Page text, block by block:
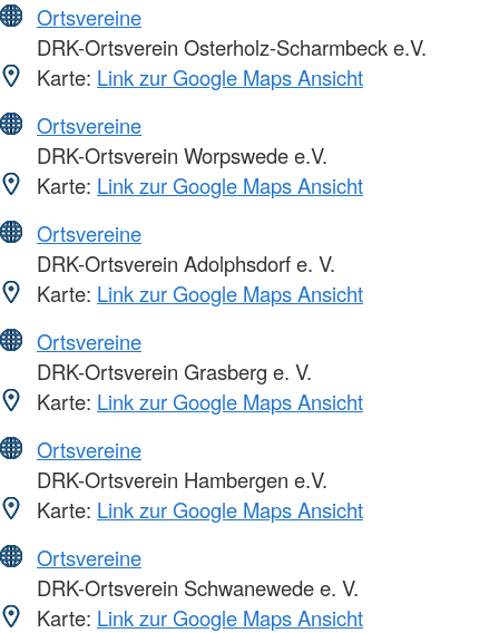
Ortsvereine
DRK-Ortsverein Osterholz-Scharmbeck e.V.
Karte: Link zur Google Maps Ansicht
Ortsvereine
DRK-Ortsverein Worpswede e.V.
Karte: Link zur Google Maps Ansicht
Ortsvereine
DRK-Ortsverein Adolphsdorf e. V.
Karte: Link zur Google Maps Ansicht
Ortsvereine
DRK-Ortsverein Grasberg e. V.
Karte: Link zur Google Maps Ansicht
Ortsvereine
DRK-Ortsverein Hambergen e.V.
Karte: Link zur Google Maps Ansicht
Ortsvereine
DRK-Ortsverein Schwanewede e. V.
Karte: Link zur Google Maps Ansicht